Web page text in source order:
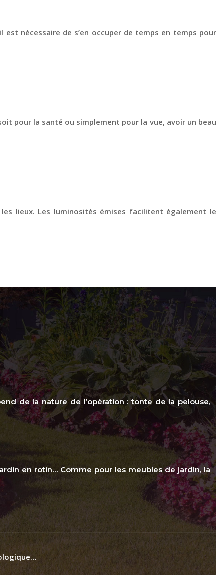
nécessaire de s’en occuper de temps en temps pour
pour la santé ou simplement pour la vue, avoir un beau
lieux. Les luminosités émises facilitent également le
de la nature de l’opération : tonte de la pelouse,
en rotin… Comme pour les meubles de jardin, la